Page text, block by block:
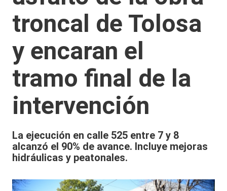
troncal de Tolosa
y encaran el
tramo final de la
intervención
La ejecución en calle 525 entre 7 y 8
alcanzó el 90% de avance. Incluye mejoras
hidráulicas y peatonales.